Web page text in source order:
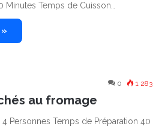
Minutes Temps de Cuisson…
0 1 283
au fromage
Personnes Temps de Préparation 40